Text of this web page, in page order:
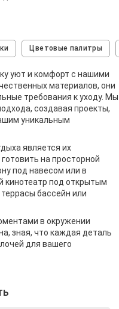
Цветовые палитры
уют и комфорт с нашими
материалов, они
требования к уходу. Мы
создавая проекты,
уникальным
является их
на просторной
под навесом или в
кинотеатр под открытым
бассейн или
в окружении
зная, что каждая деталь
для вашего